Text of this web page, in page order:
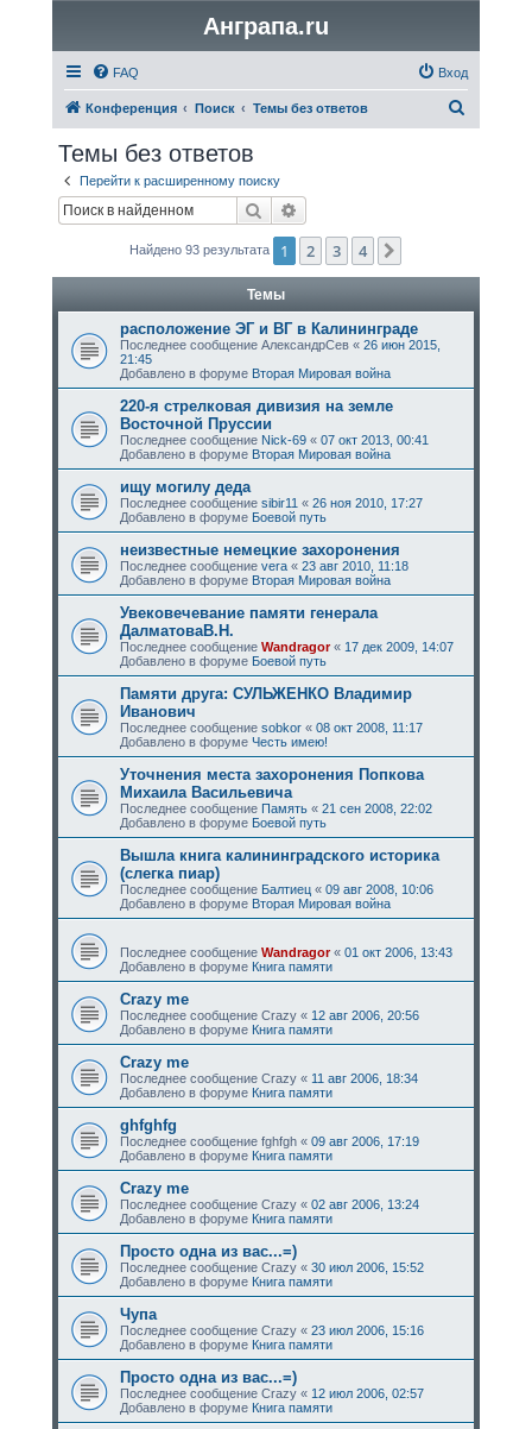
Анграпа.ru
FAQ Вход
Конференция Поиск Темы без ответов
Темы без ответов
Перейти к расширенному поиску
Поиск
Найдено 93 результата 1 2 3 4
Темы
расположение ЭГ и ВГ в Калининграде
Последнее сообщение АлександрСев« 26 июн 2015,
21:45
Добавлено в форуме Вторая Мировая война
220-я стрелковая дивизия на земле
Восточной Пруссии
Последнее сообщение Nick-69« 07 окт 2013, 00:41
Добавлено в форуме Вторая Мировая война
ищу могилу дедa
Последнее сообщение sibir11 « 26 ноя 2010, 17:27
Добавлено в форуме Боевой путь
неизвестные немецкие захоронения
Последнее сообщение vera« 23 авг 2010, 11:18
Добавлено в форуме Вторая Мировая война
Увековечевание памяти генерала
ДалматоваВ.Н.
Последнее сообщение Wandragor« 17 дек 2009, 14:07
Добавлено в форуме Боевой путь
Памяти друга: СУЛЬЖЕНКО Владимир
Иванович
Последнее сообщение sobkor« 08 окт 2008, 11:17
Добавлено в форуме Честь имею!
Уточнения места захоронения Попкова
Михаила Васильевича
Последнее сообщение Память« 21 сен 2008, 22:02
Добавлено в форуме Боевой путь
Вышла книга калининградского историка
(слегка пиар)
Последнее сообщение Балтиец« 09 авг 2008, 10:06
Добавлено в форуме Вторая Мировая война
Последнее сообщение Wandragor« 01 окт 2006, 13:43
Добавлено в форуме Книга памяти
Crazy me
Последнее сообщение Crazy« 12 авг 2006, 20:56
Добавлено в форуме Книга памяти
Crazy me
Последнее сообщение Crazy« 11 авг 2006, 18:34
Добавлено в форуме Книга памяти
ghfghfg
Последнее сообщение fghfgh« 09 авг 2006, 17:19
Добавлено в форуме Книга памяти
Crazy me
Последнее сообщение Crazy« 02 авг 2006, 13:24
Добавлено в форуме Книга памяти
Просто одна из вас...=)
Последнее сообщение Crazy« 30 июл 2006, 15:52
Добавлено в форуме Книга памяти
Чупа
Последнее сообщение Crazy« 23 июл 2006, 15:16
Добавлено в форуме Книга памяти
Просто одна из вас...=)
Последнее сообщение Crazy« 12 июл 2006, 02:57
Добавлено в форуме Книга памяти